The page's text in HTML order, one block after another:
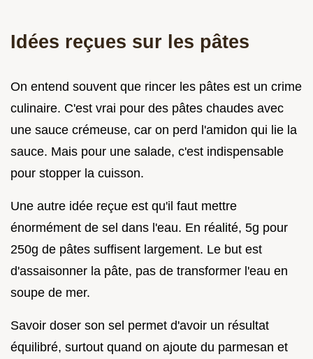
Idées reçues sur les pâtes
On entend souvent que rincer les pâtes est un crime
culinaire. C'est vrai pour des pâtes chaudes avec
une sauce crémeuse, car on perd l'amidon qui lie la
sauce. Mais pour une salade, c'est indispensable
pour stopper la cuisson.
Une autre idée reçue est qu'il faut mettre
énormément de sel dans l'eau. En réalité, 5g pour
250g de pâtes suffisent largement. Le but est
d'assaisonner la pâte, pas de transformer l'eau en
soupe de mer.
Savoir doser son sel permet d'avoir un résultat
équilibré, surtout quand on ajoute du parmesan et